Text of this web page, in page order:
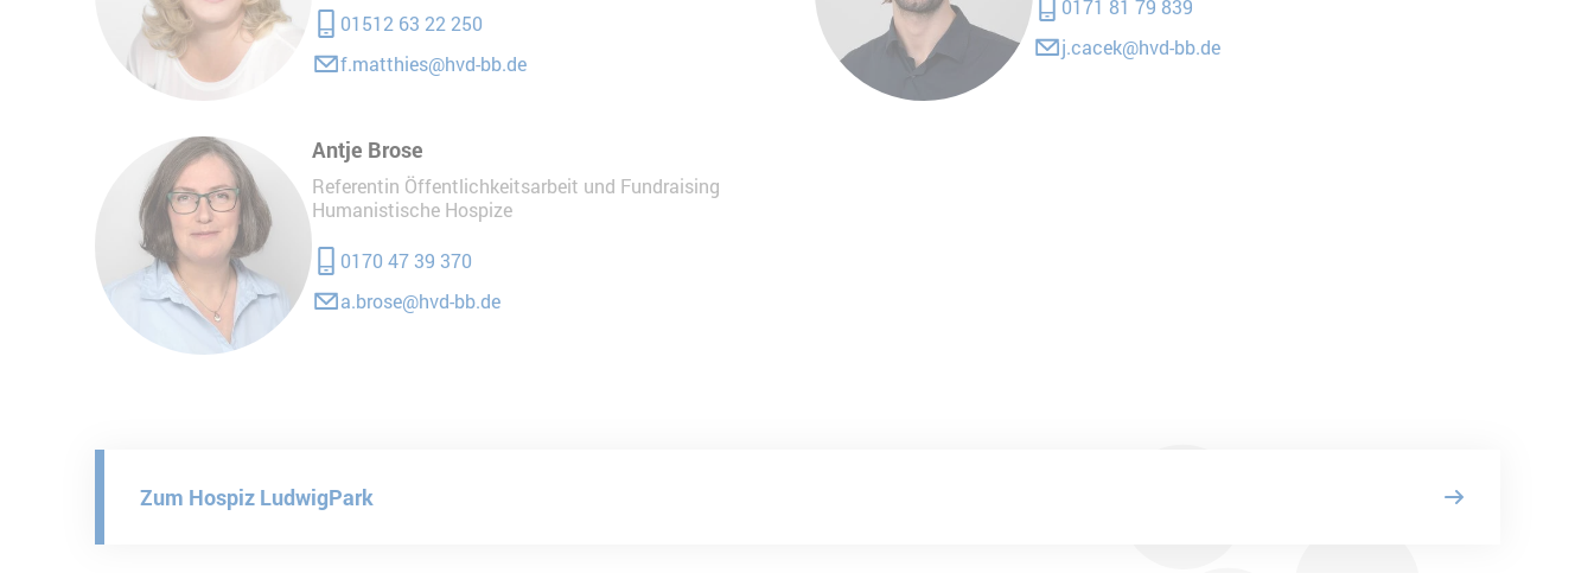
01512 63 22 250
f.matthies@hvd-bb.de
0171 81 79 839
j.cacek@hvd-bb.de
Antje Brose
Referentin Öffentlichkeitsarbeit und Fundraising
Humanistische Hospize
0170 47 39 370
a.brose@hvd-bb.de
Zum Hospiz LudwigPark